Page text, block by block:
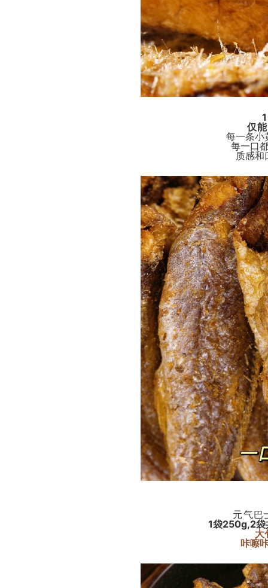
仅
每一条小
每一口
质感和
元气巴
1袋250g,2
大
咔嚓